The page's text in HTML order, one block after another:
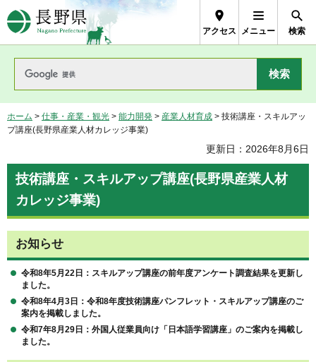
長野県Nagano Prefecture
アクセス メニュー 検索
ホーム > 仕事・産業・観光 > 能力開発 > 産業人材育成 > 技術講座・スキルアッ
プ講座(長野県産業人材カレッジ事業)
更新日：2026年8月6日
技術講座・スキルアップ講座(長野県産業人材
カレッジ事業)
お知らせ
令和8年5月22日：スキルアップ講座の前年度アンケート調査結果を更新し
ました。
令和8年4月3日：令和8年度技術講座パンフレット・スキルアップ講座のご
案内を掲載しました。
令和7年8月29日：外国人従業員向け「日本語学習講座」のご案内を掲載し
ました。